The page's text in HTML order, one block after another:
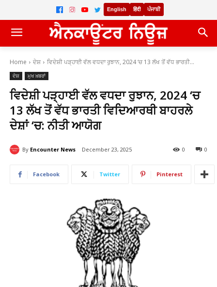
English हिंदी ਪੰਜਾਬੀ
Home ਦੇਸ਼ ਵਿਦੇਸ਼ੀ ਪੜ੍ਹਾਈ ਵੱਲ ਵਧਦਾ ਰੁਝਾਨ, 2024 ‘ਚ 13 ਲੱਖ ਤੋਂ ਵੱਧ ਭਾਰਤੀ...
ਦੇਸ਼ ਮੁਖ ਖ਼ਬਰਾਂ
ਵਿਦੇਸ਼ੀ ਪੜ੍ਹਾਈ ਵੱਲ ਵਧਦਾ ਰੁਝਾਨ, 2024 ‘ਚ
13 ਲੱਖ ਤੋਂ ਵੱਧ ਭਾਰਤੀ ਵਿਦਿਆਰਥੀ ਬਾਹਰਲੇ
ਦੇਸ਼ਾਂ ‘ਚ: ਨੀਤੀ ਆਯੋਗ
By Encounter News December 23, 2025 0
0
Facebook Twitter Pinterest